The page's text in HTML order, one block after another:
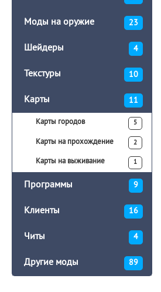
Моды на оружие 23
Шейдеры 4
Текстуры 10
Карты 11
Карты городов 5
Карты на прохождение 2
Карты на выживание 1
Программы 9
Клиенты 16
Читы 4
Другие моды 89